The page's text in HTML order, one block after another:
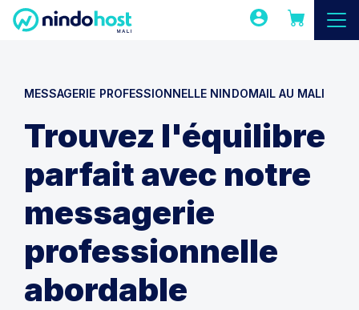
MESSAGERIE PROFESSIONNELLE NINDOMAIL AU MALI
Trouvez l'équilibre
parfait avec notre
messagerie
professionnelle
abordable